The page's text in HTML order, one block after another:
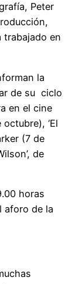
Peter
trabajado en
la
de su ciclo
en el cine
‘El
(7 de
de
horas
aforo de la